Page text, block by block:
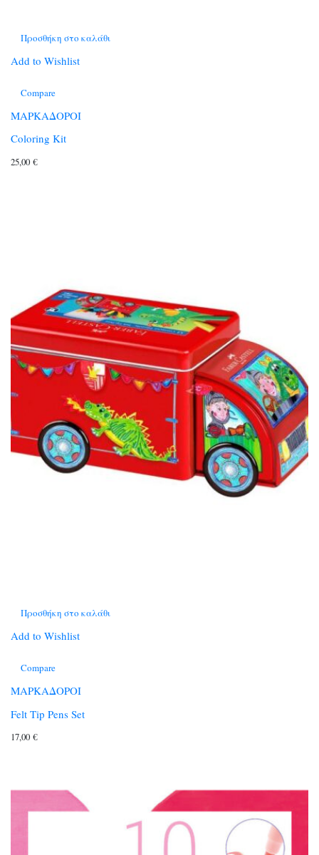
Προσθήκη στο καλάθι
Add to Wishlist
Compare
ΜΑΡΚΑΔΟΡΟΙ
Coloring Kit
25,00 €
Προσθήκη στο καλάθι
Add to Wishlist
Compare
ΜΑΡΚΑΔΟΡΟΙ
Felt Tip Pens Set
17,00 €